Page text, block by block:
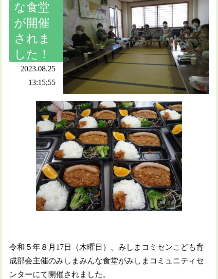
な食堂
が開催
されま
した！
2023.08.25
13:15;55
令和５年８月17日（木曜日）、みしまコミセンこども育
成部会主催のみしまみんな食堂がみしまコミュニティセ
ンターにて開催されました。